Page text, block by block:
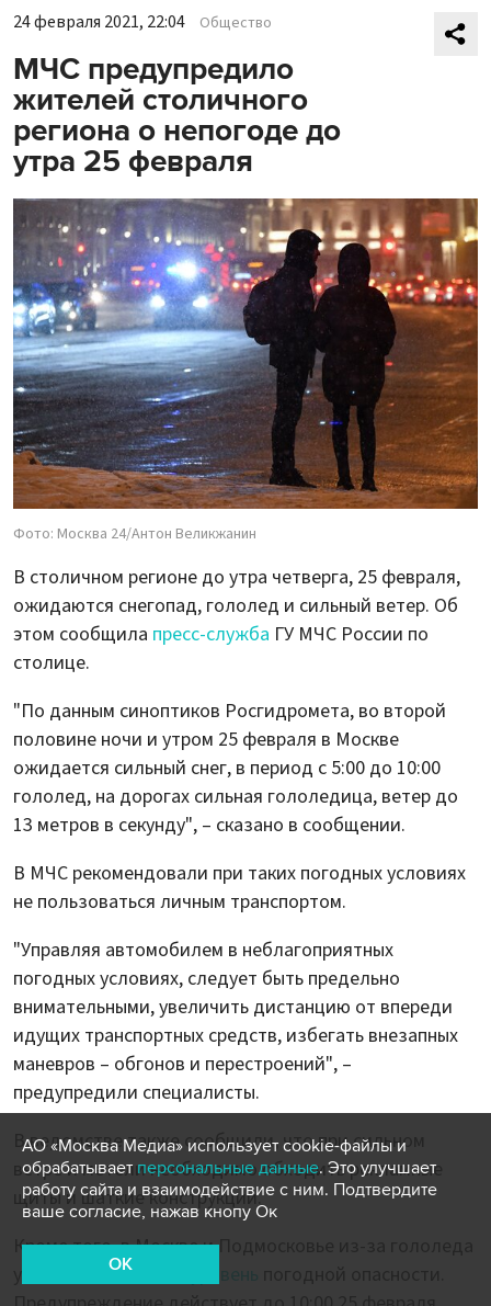
24 февраля 2021, 22:04 Общество
МЧС предупредило
жителей столичного
региона о непогоде до
утра 25 февраля
Фото: Москва 24/Антон Великжанин
В столичном регионе до утра четверга, 25 февраля,
ожидаются снегопад, гололед и сильный ветер. Об
этом сообщила пресс-служба ГУ МЧС России по
столице.
"По данным синоптиков Росгидромета, во второй
половине ночи и утром 25 февраля в Москве
ожидается сильный снег, в период с 5:00 до 10:00
гололед, на дорогах сильная гололедица, ветер до
13 метров в секунду", – сказано в сообщении.
В МЧС рекомендовали при таких погодных условиях
не пользоваться личным транспортом.
"Управляя автомобилем в неблагоприятных
погодных условиях, следует быть предельно
внимательными, увеличить дистанцию от впереди
идущих транспортных средств, избегать внезапных
маневров – обгонов и перестроений", –
предупредили специалисты.
В ведомстве также сообщили, что при сильном
ветре и метели необходимо обходить рекламные
щиты и шаткие конструкции.
Кроме того, в Москве и Подмосковье из-за гололеда
установилижелтый уровень
АО «Москва Медиа» использует cookie-файлы и
обрабатывает персональные данные. Это улучшает
работу сайта и взаимодействие с ним. Подтвердите
ваше согласие, нажав кнопу Ок
OK